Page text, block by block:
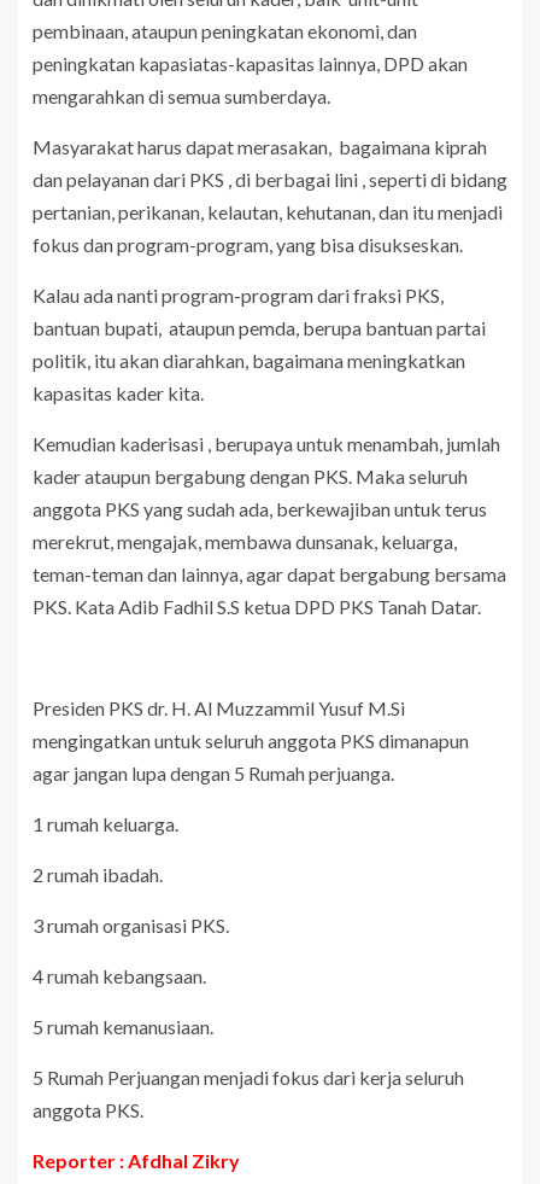
pembinaan, ataupun peningkatan ekonomi, dan
peningkatan kapasiatas-kapasitas lainnya, DPD akan
mengarahkan di semua sumberdaya.
‎Masyarakat harus dapat merasakan, bagaimana kiprah
dan pelayanan dari PKS , di berbagai lini , seperti di bidang
pertanian, perikanan, kelautan, kehutanan, dan itu menjadi
fokus dan program-program, yang bisa disukseskan.
‎Kalau ada nanti program-program dari fraksi PKS,
bantuan bupati, ataupun pemda, berupa bantuan partai
politik, itu akan diarahkan, bagaimana meningkatkan
kapasitas kader kita.
‎Kemudian kaderisasi , berupaya untuk menambah, jumlah
kader ataupun bergabung dengan PKS. Maka seluruh
anggota PKS yang sudah ada, berkewajiban untuk terus
merekrut, mengajak, membawa dunsanak, keluarga,
teman-teman dan lainnya, agar dapat bergabung bersama
PKS. Kata Adib Fadhil S.S ketua DPD PKS Tanah Datar.
‎Presiden PKS dr. H. Al Muzzammil Yusuf M.Si
mengingatkan untuk seluruh anggota PKS dimanapun
agar jangan lupa dengan 5 Rumah perjuanga.
‎1 rumah keluarga.
‎2 rumah ibadah.
‎3 rumah organisasi PKS.
‎4 rumah kebangsaan.
‎5 rumah kemanusiaan.
‎5 Rumah Perjuangan menjadi fokus dari kerja seluruh
anggota PKS.
Reporter : Afdhal Zikry